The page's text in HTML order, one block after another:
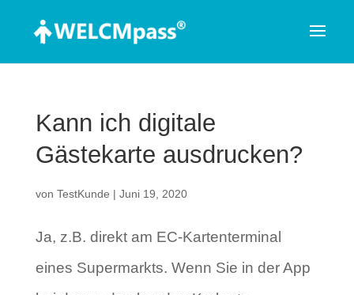
Kann ich digitale
Gästekarte ausdrucken?
von TestKunde | Juni 19, 2020
Ja, z.B. direkt am EC-Kartenterminal
eines Supermarkts. Wenn Sie in der App